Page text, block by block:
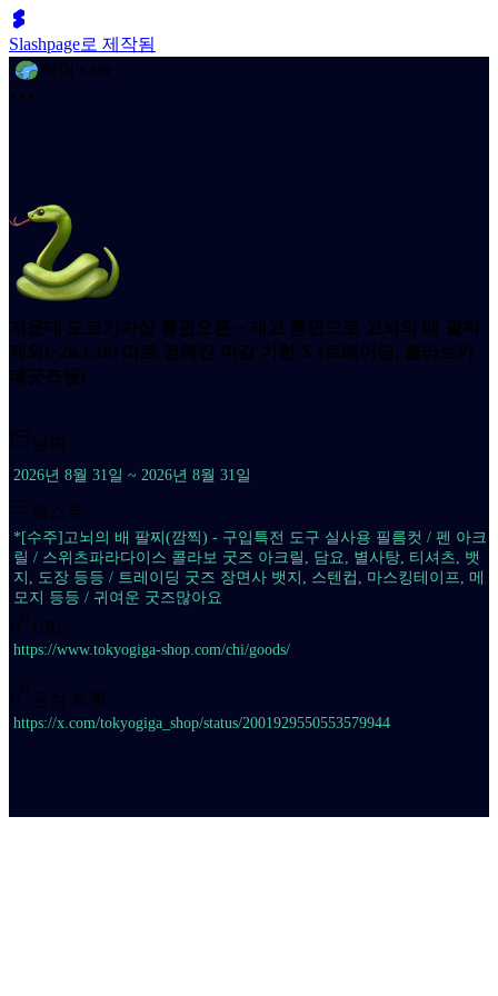
Slashpage로 제작됨
백어's site
지운대 도쿄기가샵 통판오픈 ~ 재고 통판으로 고뇌의 배 팔찌
제외(~26.1.18) 따로 정해진 마감 기한 X (트레이딩, 콜라보카
페굿즈등)
날짜
2026년 8월 31일 ~ 2026년 8월 31일
텍스트
*[수주]고뇌의 배 팔찌(깜찍) - 구입특전 도구 실사용 필름컷 / 펜 아크
릴 / 스위츠파라다이스 콜라보 굿즈 아크릴, 담요, 별사탕, 티셔츠, 뱃
지, 도장 등등 / 트레이딩 굿즈 장면사 뱃지, 스텐컵, 마스킹테이프, 메
모지 등등 / 귀여운 굿즈많아요
URL
https://www.tokyogiga-shop.com/chi/goods/
공식 트윗
https://x.com/tokyogiga_shop/status/2001929550553579944